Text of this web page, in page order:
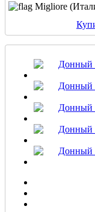
Migliore